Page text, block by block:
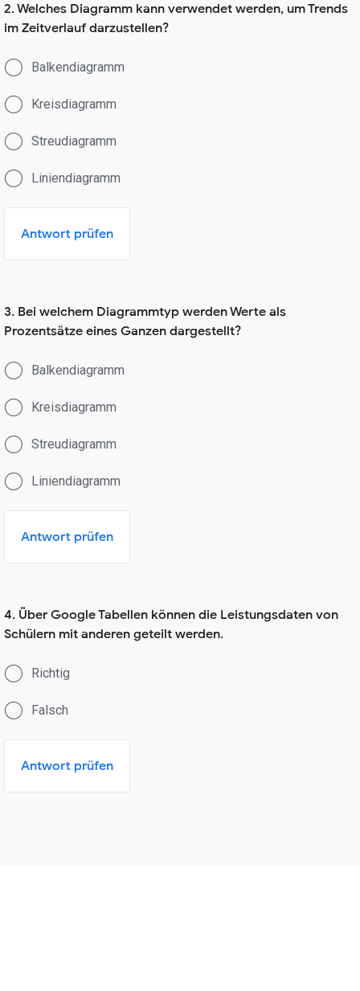
2. Welches Diagramm kann verwendet werden, um Trends
im Zeitverlauf darzustellen?
Balkendiagramm
Kreisdiagramm
Streudiagramm
Liniendiagramm
Antwort prüfen
3. Bei welchem Diagrammtyp werden Werte als
Prozentsätze eines Ganzen dargestellt?
Balkendiagramm
Kreisdiagramm
Streudiagramm
Liniendiagramm
Antwort prüfen
4. Über Google Tabellen können die Leistungsdaten von
Schülern mit anderen geteilt werden.
Richtig
Falsch
Antwort prüfen